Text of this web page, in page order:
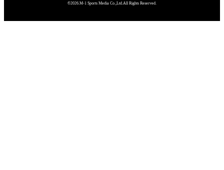
©2026.M-1 Sports Media Co.,Ltd.All Rights Reserved.